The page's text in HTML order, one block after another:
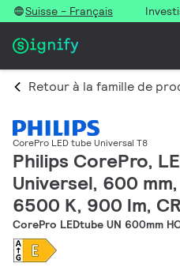
Suisse - Français
Retour à la famille de
CorePro LED tube Universal T8
Philips CorePro,
Universel, 600 mm,
6500 K, 900 lm,
CorePro LEDtube UN 600mm